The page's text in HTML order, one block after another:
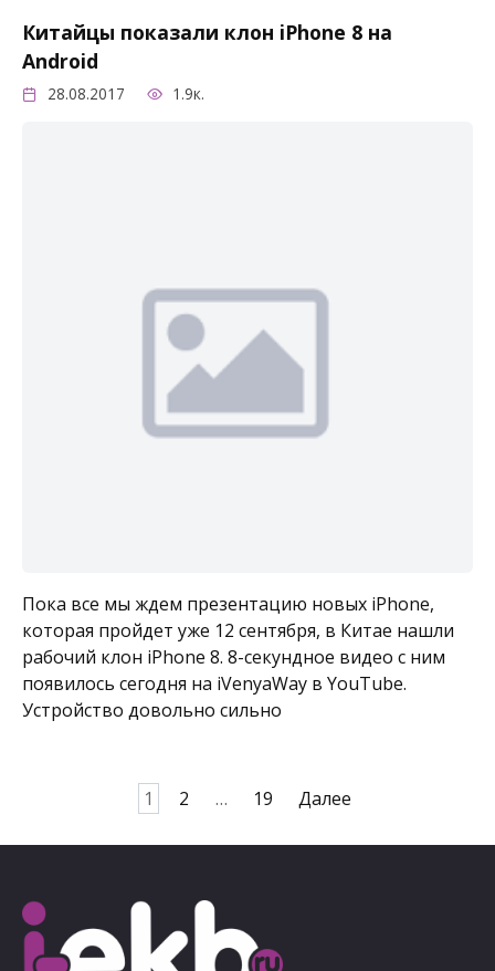
Китайцы показали клон iPhone 8 на
Android
28.08.2017 1.9к.
Пока все мы ждем презентацию новых iPhone,
которая пройдет уже 12 сентября, в Китае нашли
рабочий клон iPhone 8. 8-секундное видео с ним
появилось сегодня на iVenyaWay в YouTube.
Устройство довольно сильно
1 2 … 19 Далее